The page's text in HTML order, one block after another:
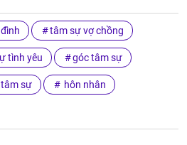
tâm sự vợ chồng
tình yêu góc tâm sự
tâm sự hôn nhân